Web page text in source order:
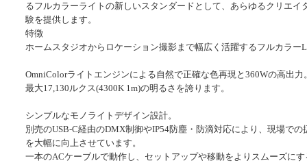
るフルカラーライトの新しいスタンダードとして、あらゆるクリエイ
験を提供します。
特徴
ホームスタジオからロケーション撮影まで幅広く活躍するフルカラー
OmniColorライトエンジンによる自然で正確な色再現と360Wの高出力
最大17,130ルクス(4300K 1m)の明るさを誇ります。
シンプルなモノライトデザイン設計。
別売のUSB-C経由のDMX制御やIP54防塵・防滴対応により、現場での
を大幅に向上させています。
一本のACケーブルで動作し、セットアップや移動をよりスムーズに